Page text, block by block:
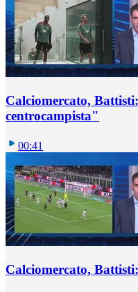
Calciomercato,
centrocampista"
00:41
Calciomercato,